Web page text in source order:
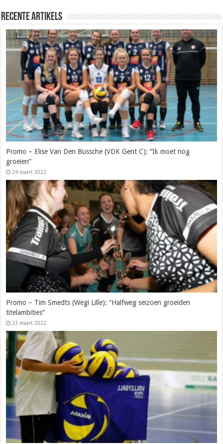
Recente artikels
Promo – Elise Van Den Bussche (VDK Gent C): “Ik moet nog
groeien”
24 maart 2022
Promo – Tim Smedts (Wegi Lille): “Halfweg seizoen groeiden
titelambities”
23 maart 2022